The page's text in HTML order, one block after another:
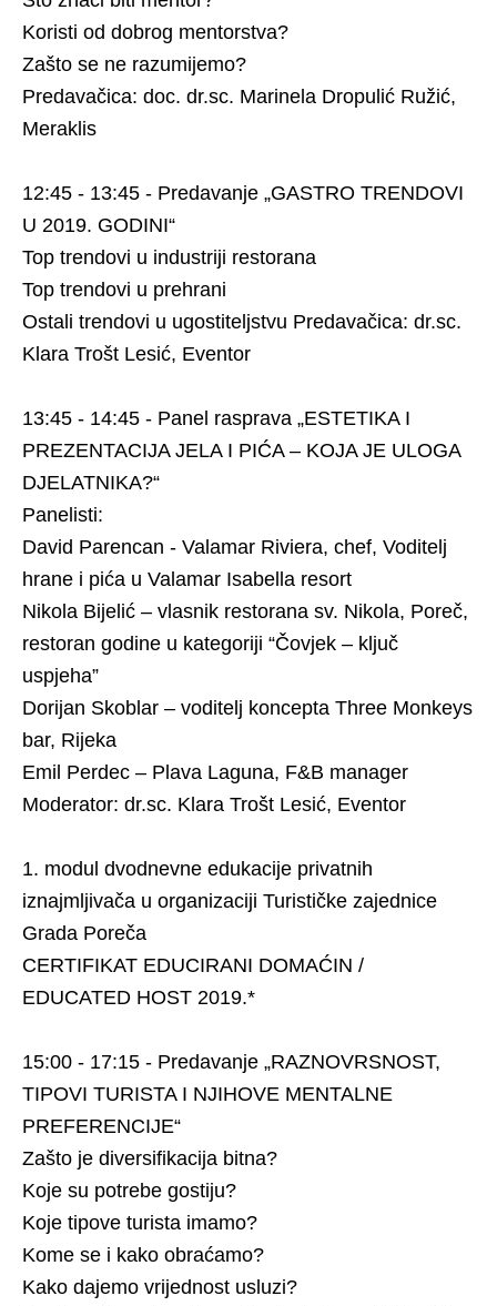
Koristi od dobrog mentorstva?
Zašto se ne razumijemo?
Predavačica: doc. dr.sc. Marinela Dropulić Ružić,
Meraklis
12:45 - 13:45 - Predavanje „GASTRO TRENDOVI
U 2019. GODINI“
Top trendovi u industriji restorana
Top trendovi u prehrani
Ostali trendovi u ugostiteljstvu Predavačica: dr.sc.
Klara Trošt Lesić, Eventor
13:45 - 14:45 - Panel rasprava „ESTETIKA I
PREZENTACIJA JELA I PIĆA – KOJA JE ULOGA
DJELATNIKA?“
Panelisti:
David Parencan - Valamar Riviera, chef, Voditelj
hrane i pića u Valamar Isabella resort
Nikola Bijelić – vlasnik restorana sv. Nikola, Poreč,
restoran godine u kategoriji “Čovjek – ključ
uspjeha”
Dorijan Skoblar – voditelj koncepta Three Monkeys
bar, Rijeka
Emil Perdec – Plava Laguna, F&B manager
Moderator: dr.sc. Klara Trošt Lesić, Eventor
1. modul dvodnevne edukacije privatnih
iznajmljivača u organizaciji Turističke zajednice
Grada Poreča
CERTIFIKAT EDUCIRANI DOMAĆIN /
EDUCATED HOST 2019.*
15:00 - 17:15 - Predavanje „RAZNOVRSNOST,
TIPOVI TURISTA I NJIHOVE MENTALNE
PREFERENCIJE“
Zašto je diversifikacija bitna?
Koje su potrebe gostiju?
Koje tipove turista imamo?
Kome se i kako obraćamo?
Kako dajemo vrijednost usluzi?